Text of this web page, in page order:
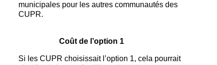
municipales pour les autres communautés des
CUPR.
Coût de l’option 1
Si les CUPR choisissait l’option 1, cela pourrait